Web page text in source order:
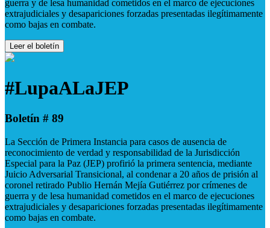
guerra y de lesa humanidad cometidos en el marco de ejecuciones
extrajudiciales y desapariciones forzadas presentadas ilegítimamente
como bajas en combate.
Leer el boletín
#LupaALaJEP
Boletín # 89
La Sección de Primera Instancia para casos de ausencia de
reconocimiento de verdad y responsabilidad de la Jurisdicción
Especial para la Paz (JEP) profirió la primera sentencia, mediante
Juicio Adversarial Transicional, al condenar a 20 años de prisión al
coronel retirado Publio Hernán Mejía Gutiérrez por crímenes de
guerra y de lesa humanidad cometidos en el marco de ejecuciones
extrajudiciales y desapariciones forzadas presentadas ilegítimamente
como bajas en combate.